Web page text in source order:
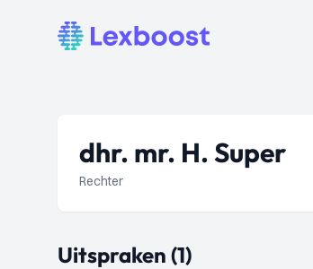
Lexboost
dhr. mr. H. Super
Rechter
Uitspraken (1)